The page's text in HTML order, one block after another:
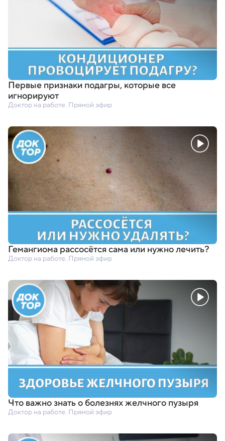
Первые признаки подагры,которые все
игнорируют
Доктор на работе. Прямой эфир
Гемангиома рассосётся сама или нужно лечить?
Доктор на работе. Прямой эфир
Что важно знать о болезнях желчного пузыря
Доктор на работе. Прямой эфир